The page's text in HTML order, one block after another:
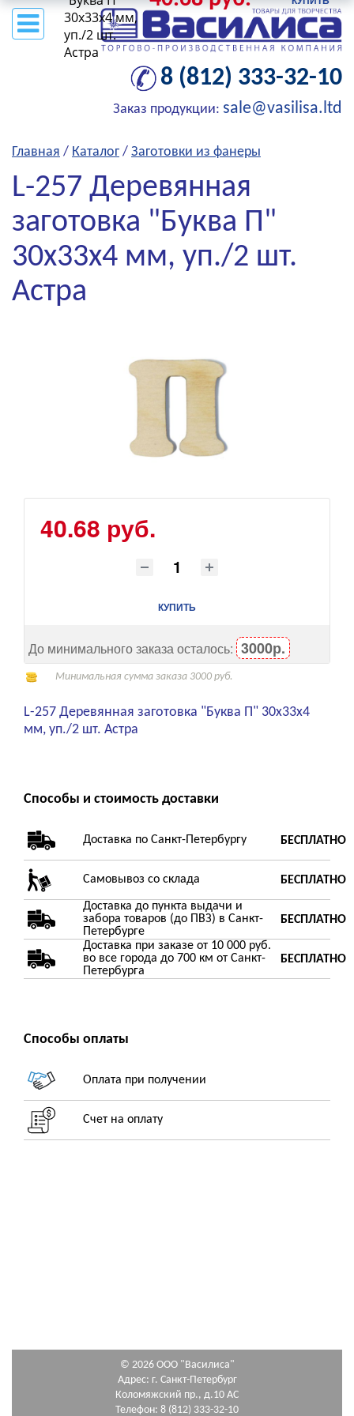
8 (812) 333-32-10
Заказ продукции: sale@vasilisa.ltd
Главная / Каталог / Заготовки из фанеры
L-257 Деревянная
заготовка "Буква П"
30х33х4 мм, уп./2 шт.
Астра
40.68 руб.
КУПИТЬ
До минимального заказа осталось: 3000р.
Минимальная сумма заказа 3000 руб.
L-257 Деревянная заготовка "Буква П" 30х33х4
мм, уп./2 шт. Астра
Способы и стоимость доставки
Доставка по Санкт-Петербургу БЕСПЛАТНО
Самовывоз со склада БЕСПЛАТНО
Доставка до пункта выдачи и
забора товаров (до ПВЗ) в Санкт-
Петербурге
БЕСПЛАТНО
Доставка при заказе от 10 000 руб.
во все города до 700 км от Санкт-
Петербурга
БЕСПЛАТНО
Способы оплаты
Оплата при получении
Счет на оплату
30х33х4 мм,
уп./2 шт.
Астра
© 2026 ООО "Василиса"
Адрес: г. Санкт-Петербург
Коломяжский пр., д.10 АС
Телефон: 8 (812) 333-32-10